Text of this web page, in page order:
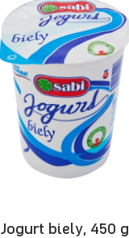
Jogurt biely, 450 g